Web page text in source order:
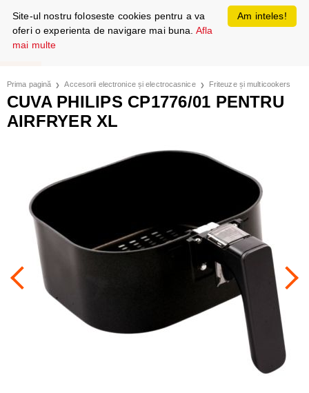
Prima pagină Accesorii electronice și electrocasnice Friteuze și multicookers
CUVA PHILIPS CP1776/01 PENTRU
AIRFRYER XL
Am inteles!
Site-ul nostru foloseste cookies pentru a va
oferi o experienta de navigare mai buna. Afla
mai multe